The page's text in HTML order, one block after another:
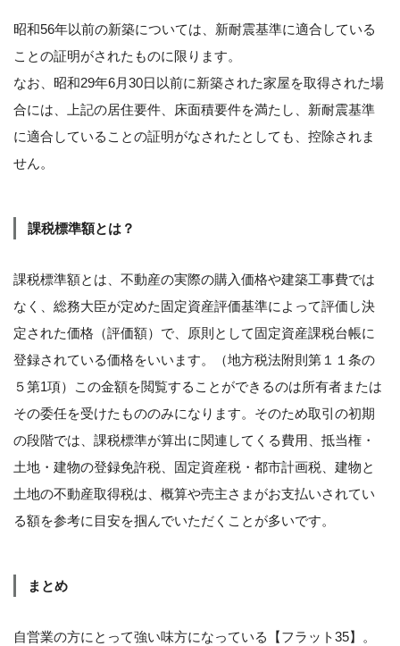
昭和56年以前の新築については、新耐震基準に適合している
ことの証明がされたものに限ります。
なお、昭和29年6月30日以前に新築された家屋を取得された場
合には、上記の居住要件、床面積要件を満たし、新耐震基準
に適合していることの証明がなされたとしても、控除されま
せん。
課税標準額とは？
課税標準額とは、不動産の実際の購入価格や建築工事費では
なく、総務大臣が定めた固定資産評価基準によって評価し決
定された価格（評価額）で、原則として固定資産課税台帳に
登録されている価格をいいます。（地方税法附則第１１条の
５第1項）この金額を閲覧することができるのは所有者または
その委任を受けたもののみになります。そのため取引の初期
の段階では、課税標準が算出に関連してくる費用、抵当権・
土地・建物の登録免許税、固定資産税・都市計画税、建物と
土地の不動産取得税は、概算や売主さまがお支払いされてい
る額を参考に目安を掴んでいただくことが多いです。
まとめ
自営業の方にとって強い味方になっている【フラット35】。